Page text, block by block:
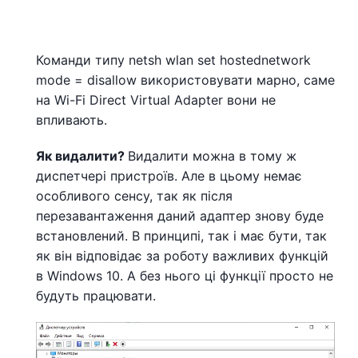
Команди типу netsh wlan set hostednetwork
mode = disallow використовувати марно, саме
на Wi-Fi Direct Virtual Adapter вони не
впливають.
Як видалити? Видалити можна в тому ж
диспетчері пристроїв. Але в цьому немає
особливого сенсу, так як після
перезавантаження даний адаптер знову буде
встановлений. В принципі, так і має бути, так
як він відповідає за роботу важливих функцій
в Windows 10. А без нього ці функції просто не
будуть працювати.